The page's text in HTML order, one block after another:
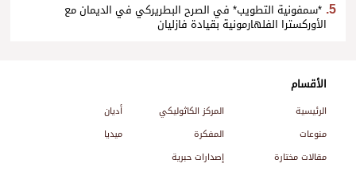
*سمفونية التطويب* في الصرح البطريركي في الديمان مع
الأوركسترا الفلهارمونية بقيادة فازليان
الأقسام
الرئيسية المركز الكاثوليكي
أديان
منوعات
المفكرة
ميديا
مقالات مختارة
إصدارات حبرية